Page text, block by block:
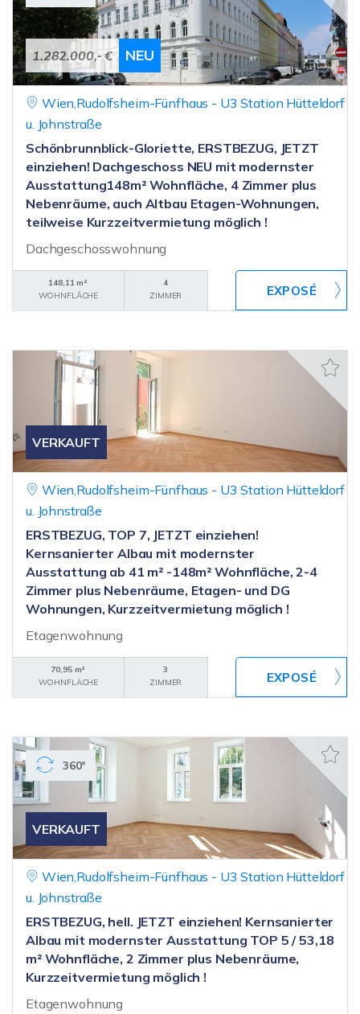
1.282.000,- € NEU
Wien,Rudolfsheim-Fünfhaus - U3 Station Hütteldorf
u. Johnstraße
Schönbrunnblick-Gloriette, ERSTBEZUG, JETZT
einziehen! Dachgeschoss NEU mit modernster
Ausstattung148m² Wohnfläche, 4 Zimmer plus
Nebenräume, auch Altbau Etagen-Wohnungen,
teilweise Kurzzeitvermietung möglich !
Dachgeschosswohnung
148,11 m²
WOHNFLÄCHE
4
ZIMMER
VERKAUFT
Wien,Rudolfsheim-Fünfhaus - U3 Station Hütteldorf
u. Johnstraße
ERSTBEZUG, TOP 7, JETZT einziehen!
Kernsanierter Albau mit modernster
Ausstattung ab 41 m² -148m² Wohnfläche, 2-4
Zimmer plus Nebenräume, Etagen- und DG
Wohnungen, Kurzzeitvermietung möglich !
Etagenwohnung
70,95 m²
WOHNFLÄCHE
3
ZIMMER
VERKAUFT
360°
Wien,Rudolfsheim-Fünfhaus - U3 Station Hütteldorf
u. Johnstraße
ERSTBEZUG, hell. JETZT einziehen! Kernsanierter
Albau mit modernster Ausstattung TOP 5 / 53,18
m² Wohnfläche, 2 Zimmer plus Nebenräume,
Kurzzeitvermietung möglich !
Etagenwohnung